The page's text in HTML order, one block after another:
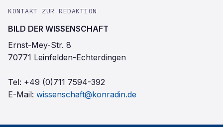
KONTAKT ZUR REDAKTION
BILD DER WISSENSCHAFT
Ernst-Mey-Str. 8
70771 Leinfelden-Echterdingen
Tel: +49 (0)711 7594-392
E-Mail: wissenschaft@konradin.de